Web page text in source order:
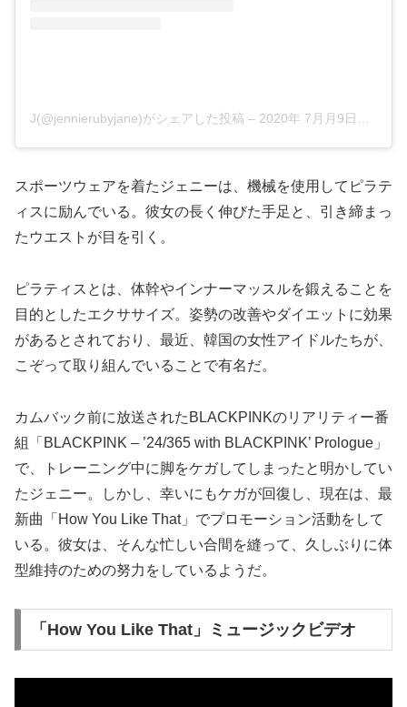
J(@jennierubyjane)がシェアした投稿 – 2020年 7月月9日午前3時36分PDT
スポーツウェアを着たジェニーは、機械を使用してピラテ
ィスに励んでいる。彼女の長く伸びた手足と、引き締まっ
たウエストが目を引く。
ピラティスとは、体幹やインナーマッスルを鍛えることを
目的としたエクササイズ。姿勢の改善やダイエットに効果
があるとされており、最近、韓国の女性アイドルたちが、
こぞって取り組んでいることで有名だ。
カムバック前に放送されたBLACKPINKのリアリティー番
組「BLACKPINK – ’24/365 with BLACKPINK’ Prologue」
で、トレーニング中に脚をケガしてしまったと明かしてい
たジェニー。しかし、幸いにもケガが回復し、現在は、最
新曲「How You Like That」でプロモーション活動をして
いる。彼女は、そんな忙しい合間を縫って、久しぶりに体
型維持のための努力をしているようだ。
「How You Like That」ミュージックビデオ